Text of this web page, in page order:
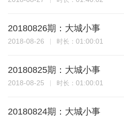
20180826期：大城小事
2018-08-26 时长： 01:00:01
20180825期：大城小事
2018-08-25 时长： 01:00:01
20180824期：大城小事